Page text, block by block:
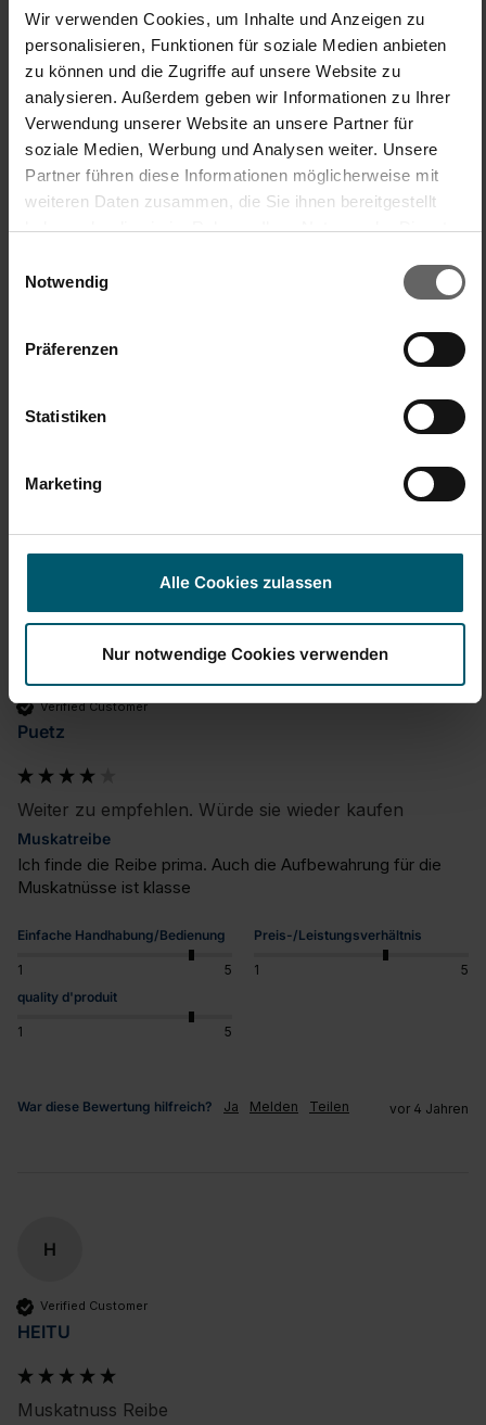
Wir verwenden Cookies, um Inhalte und Anzeigen zu
personalisieren, Funktionen für soziale Medien anbieten
zu können und die Zugriffe auf unsere Website zu
analysieren. Außerdem geben wir Informationen zu Ihrer
Verwendung unserer Website an unsere Partner für
soziale Medien, Werbung und Analysen weiter. Unsere
Partner führen diese Informationen möglicherweise mit
weiteren Daten zusammen, die Sie ihnen bereitgestellt
haben oder die sie im Rahmen Ihrer Nutzung der Dienste
Cookies, wenn Sie unsere Webseite weiterhin nutzen.
Notwendig
Präferenzen
Statistiken
Marketing
Alle Cookies zulassen
Nur notwendige Cookies verwenden
Sicherheitshinweise
Basierend auf 2 Bewertungen
Sortieren
Produktbewertungen Fragen
Verified Customer
Puetz
Weiter zu empfehlen. Würde sie wieder kaufen
Muskatreibe
Ich finde die Reibe prima. Auch die Aufbewahrung für die
Muskatnüsse ist klasse
Einfache Handhabung/Bedienung
1 5
Preis-/Leistungsverhältnis
1
5
quality d'produit
1 5
War diese Bewertung hilfreich? Ja Melden Teilen vor 4 Jahren
H
Verified Customer
HEITU
Muskatnuss Reibe